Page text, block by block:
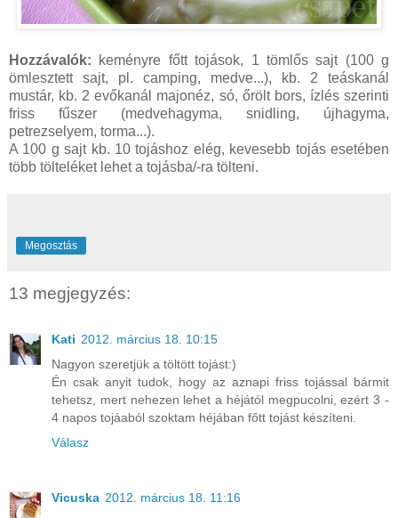
Hozzávalók: keményre főtt tojások, 1 tömlős sajt (100 g
ömlesztett sajt, pl. camping, medve...), kb. 2 teáskanál
mustár, kb. 2 evőkanál majonéz, só, őrölt bors, ízlés szerinti
friss fűszer (medvehagyma, snidling, újhagyma,
petrezselyem, torma...).
A 100 g sajt kb. 10 tojáshoz elég, kevesebb tojás esetében
több tölteléket lehet a tojásba/-ra tölteni.
Megosztás
13 megjegyzés:
Kati 2012. március 18. 10:15
Nagyon szeretjük a töltött tojást:)
Én csak anyit tudok, hogy az aznapi friss tojással bármit
tehetsz, mert nehezen lehet a héjától megpucolni, ezért 3 -
4 napos tojáaból szoktam héjában főtt tojást készíteni.
Válasz
Vicuska 2012. március 18. 11:16